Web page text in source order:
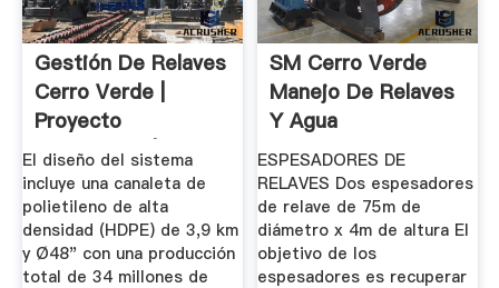
Gestión De Relaves
Cerro Verde |
Proyecto
Presentado |
Ausenco
El diseño del sistema
incluye una canaleta de
polietileno de alta
densidad (HDPE) de 3,9 km
y Ø48" con una producción
total de 34 millones de
SM Cerro Verde
Manejo De Relaves
Y Agua
ESPESADORES DE
RELAVES Dos espesadores
de relave de 75m de
diámetro x 4m de altura El
objetivo de los
espesadores es recuperar